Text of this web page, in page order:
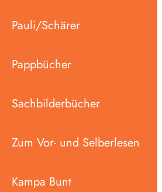
Pauli/Schärer
Pappbücher
Sachbilderbücher
Zum Vor- und Selberlesen
Kampa Bunt